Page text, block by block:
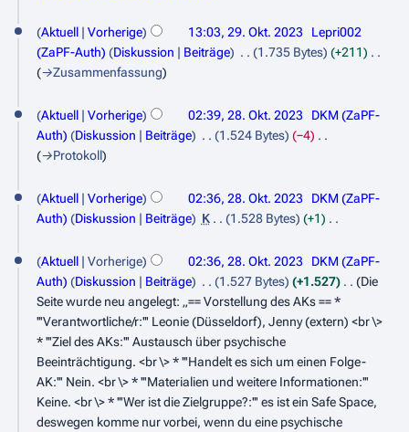
n
r
2
2
k
b
r
Aktuell Vorherige 13:03, 29. Okt. 2023
Lepri002
(ZaPF-Auth)
Diskussion Beiträge 1.735 Bytes
+211
→Zusammenfassung
2
k
o
Aktuell Vorherige 02:39, 28. Okt. 2023
DKM (ZaPF-
Auth)
Diskussion Beiträge 1.524 Bytes
−4
→Protokoll
Aktuell Vorherige 02:36, 28. Okt. 2023
DKM (ZaPF-
Auth)
Diskussion Beiträge K 1.528 Bytes
+1
e
n
e
B
e
a
r
b
Aktuell Vorherige 02:36, 28. Okt. 2023
DKM (ZaPF-
Auth)
Diskussion Beiträge 1.527 Bytes +1.527
Die
Seite wurde neu angelegt: „== Vorstellung des AKs == *
'''Verantwortliche/r:''' Leonie (Düsseldorf), Jenny (extern) <br \>
* '''Ziel des AKs:''' Austausch über psychische
Beeinträchtigung. <br \> * '''Handelt es sich um einen Folge-
AK:''' Nein. <br \> * '''Materialien und weitere Informationen:'''
Keine. <br \> * '''Wer ist die Zielgruppe?:''' es ist ein Safe Space,
deswegen komme nur vorbei, wenn du eine psychische